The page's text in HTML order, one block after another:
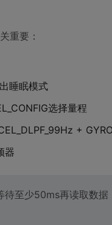
重要：
睡眠模式
选择量程
+
器
待至少50ms再读取数